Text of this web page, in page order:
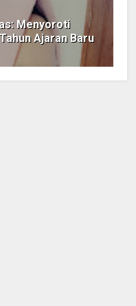
Menyoroti
Ajaran Baru